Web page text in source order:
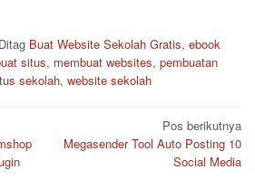
Ditag Buat Website Sekolah Gratis, ebook
situs, membuat websites, pembuatan
sekolah, website sekolah
Pos berikutnya
Megasender Tool Auto Posting 10
Social Media